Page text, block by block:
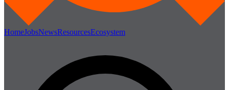
HomeJobsNewsResourcesEcosystem